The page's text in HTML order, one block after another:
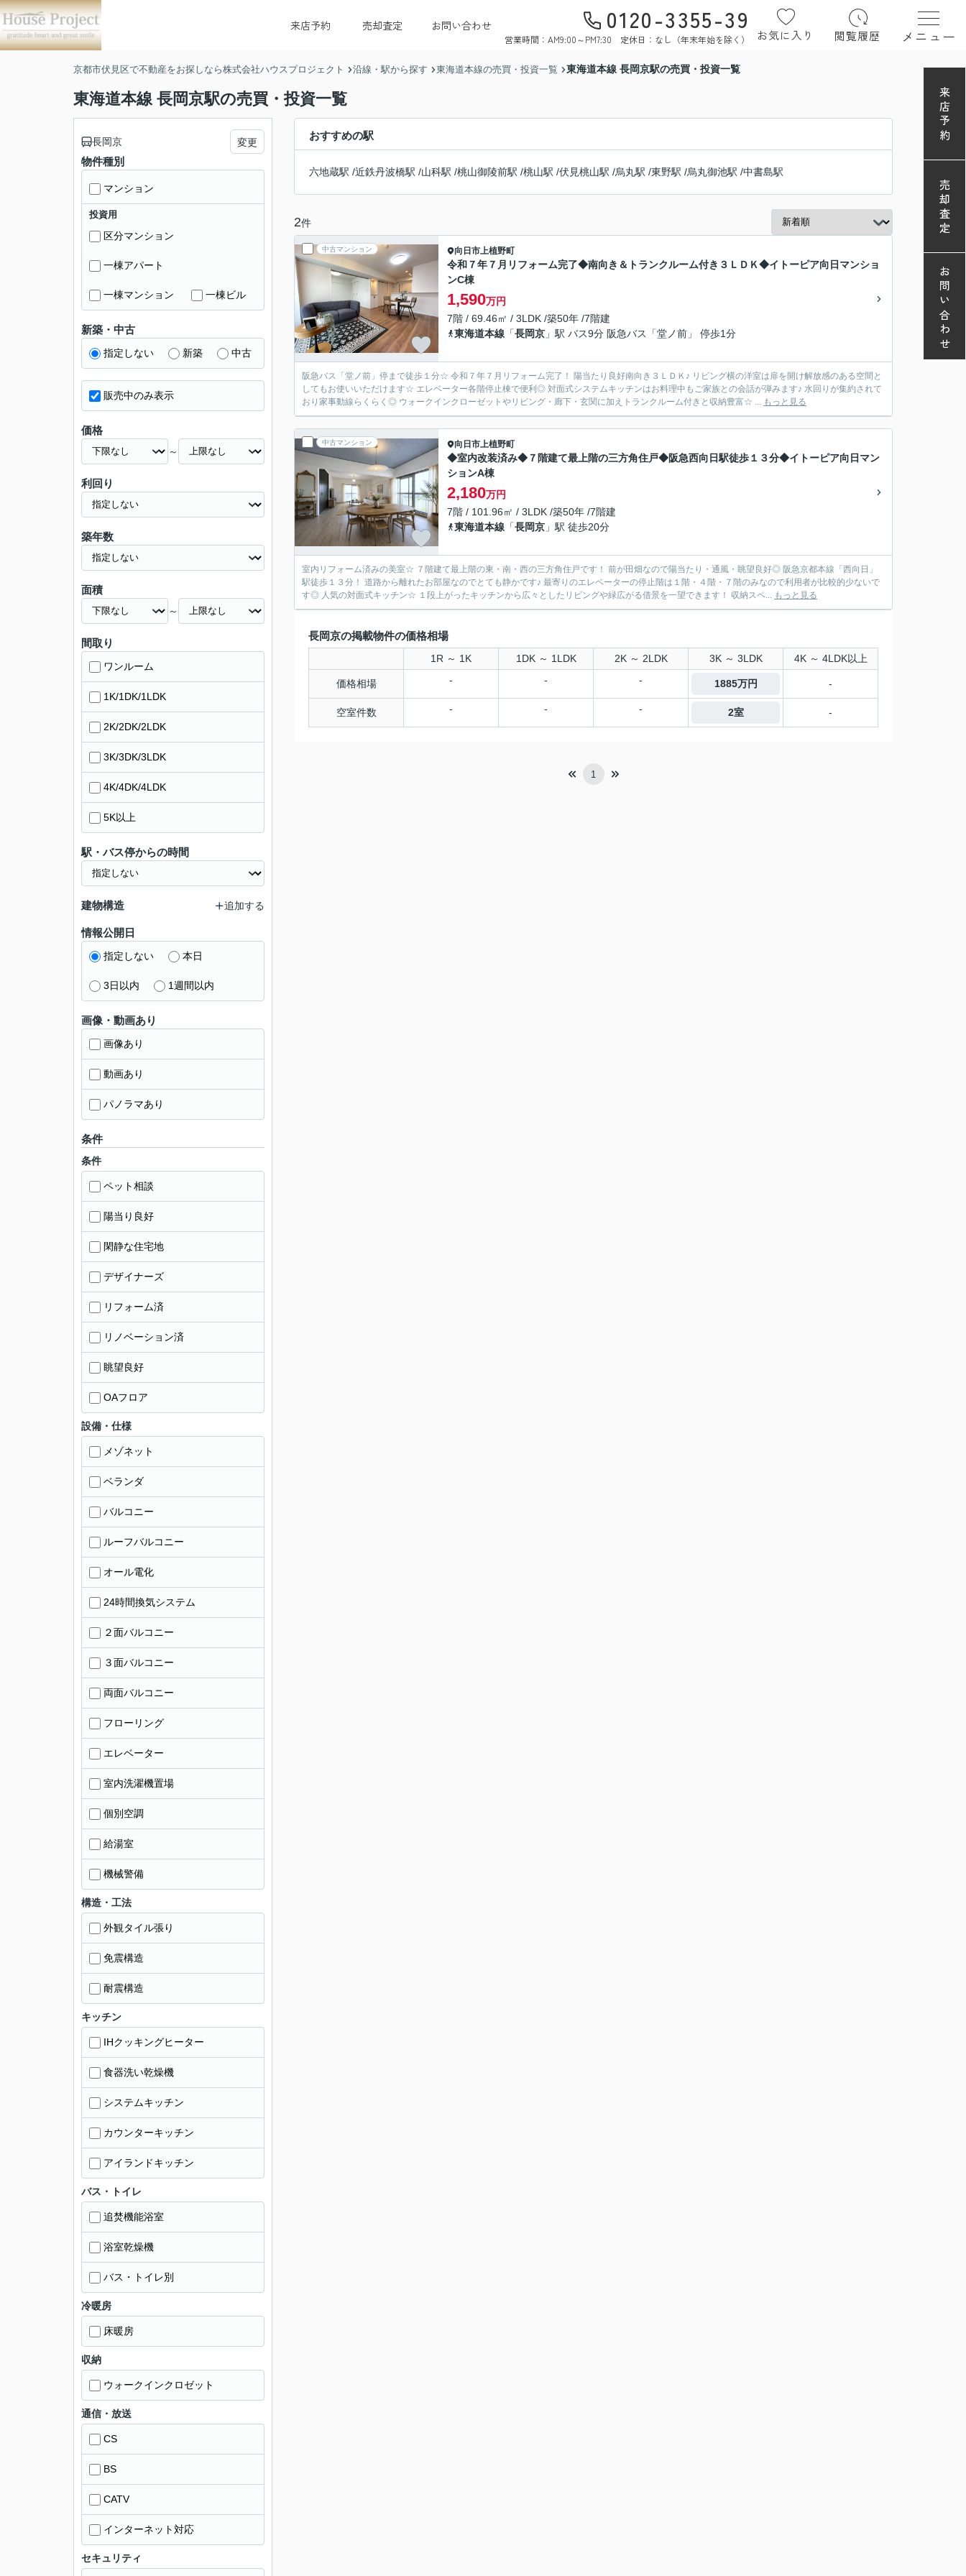
来店予約 売却査定 お問い合わせ 0120-3355-39
営業時間：AM9:00～PM7:30 定休日：なし（年末年始を除く） お気に入り 閲覧履歴 メニュー
京都市伏見区で不動産をお探しなら株式会社ハウスプロジェクト 沿線・駅から探す 東海道本線の売買・投資一覧 東海道本線 長岡京駅の売買・投資一覧
東海道本線 長岡京駅の売買・投資一覧
おすすめの駅
六地蔵駅 /近鉄丹波橋駅 /山科駅 /桃山御陵前駅 /桃山駅 /伏見桃山駅 /烏丸駅 /東野駅 /烏丸御池駅 /中書島駅
2件
中古マンション 向日市上植野町
令和７年７月リフォーム完了◆南向き＆トランクルーム付き３ＬＤＫ◆イトーピア向日マンショ
ンC棟
1,590万円
7階 / 69.46㎡ / 3LDK /築50年 /7階建
東海道本線 「長岡京 」駅 バス9分 阪急バス「堂ノ前」 停歩1分
阪急バス「堂ノ前」停まで徒歩１分☆ 令和７年７月リフォーム完了！ 陽当たり良好南向き３ＬＤＫ♪ リビング横の洋室は扉を開け解放感のある空間と
してもお使いいただけます☆ エレベーター各階停止棟で便利◎ 対面式システムキッチンはお料理中もご家族との会話が弾みます♪ 水回りが集約されて
おり家事動線らくらく◎ ウォークインクローゼットやリビング・廊下・玄関に加えトランクルーム付きと収納豊富☆ ... もっと見る
中古マンション 向日市上植野町
◆室内改装済み◆７階建て最上階の三方角住戸◆阪急西向日駅徒歩１３分◆イトーピア向日マン
ションA棟
2,180万円
7階 / 101.96㎡ / 3LDK /築50年 /7階建
東海道本線 「長岡京 」駅 徒歩20分
室内リフォーム済みの美室☆ ７階建て最上階の東・南・西の三方角住戸です！ 前が田畑なので陽当たり・通風・眺望良好◎ 阪急京都本線「西向日」
駅徒歩１３分！ 道路から離れたお部屋なのでとても静かです♪ 最寄りのエレベーターの停止階は１階・４階・７階のみなので利用者が比較的少ないで
す◎ 人気の対面式キッチン☆ １段上がったキッチンから広々としたリビングや緑広がる借景を一望できます！ 収納スペ... もっと見る
長岡京の掲載物件の価格相場
1R ～ 1K 1DK ～ 1LDK 2K ～ 2LDK 3K ～ 3LDK 4K ～ 4LDK以上
価格相場 - - - 1885万円 -
空室件数 - - - 2室 -
1
長岡京 変更
物件種別
マンション
投資用
区分マンション
一棟アパート
一棟マンション 一棟ビル
新築・中古
指定しない 新築 中古
販売中のみ表示
価格
～
利回り
築年数
面積
～
間取り
ワンルーム
1K/1DK/1LDK
2K/2DK/2LDK
3K/3DK/3LDK
4K/4DK/4LDK
5K以上
駅・バス停からの時間
建物構造 追加する
情報公開日
指定しない 本日
3日以内 1週間以内
画像・動画あり
画像あり
動画あり
パノラマあり
条件
条件
ペット相談
陽当り良好
閑静な住宅地
デザイナーズ
リフォーム済
リノベーション済
眺望良好
OAフロア
設備・仕様
メゾネット
ベランダ
バルコニー
ルーフバルコニー
オール電化
24時間換気システム
２面バルコニー
３面バルコニー
両面バルコニー
フローリング
エレベーター
室内洗濯機置場
個別空調
給湯室
機械警備
構造・工法
外観タイル張り
免震構造
耐震構造
キッチン
IHクッキングヒーター
食器洗い乾燥機
システムキッチン
カウンターキッチン
アイランドキッチン
バス・トイレ
追焚機能浴室
浴室乾燥機
バス・トイレ別
冷暖房
床暖房
収納
ウォークインクロゼット
通信・放送
CS
BS
CATV
インターネット対応
セキュリティ
来店予約
売却査定
お問い合わせ